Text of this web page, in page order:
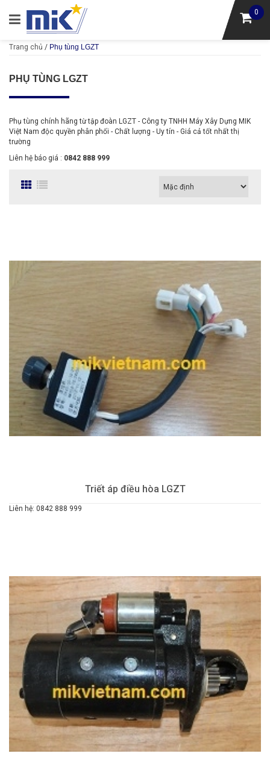
0
Trang chủ / Phụ tùng LGZT
PHỤ TÙNG LGZT
Phụ tùng chính hãng từ tập đoàn LGZT - Công ty TNHH Máy Xây Dựng MIK
Việt Nam độc quyền phân phối - Chất lượng - Uy tín - Giá cả tốt nhất thị
trường
Liên hệ báo giá : 0842 888 999
Triết áp điều hòa LGZT
Liên hệ: 0842 888 999